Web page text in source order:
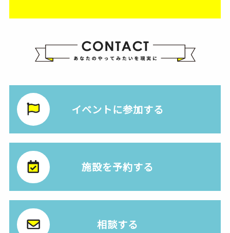
イベントに参加する
施設を予約する
相談する